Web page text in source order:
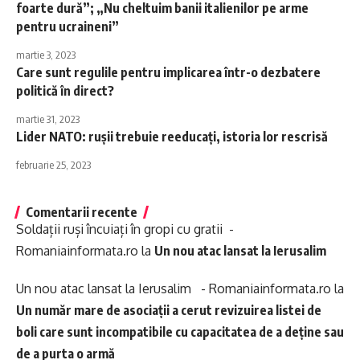
foarte dură”; „Nu cheltuim banii italienilor pe arme
pentru ucraineni”
martie 3, 2023
Care sunt regulile pentru implicarea într-o dezbatere
politică în direct?
martie 31, 2023
Lider NATO: rușii trebuie reeducați, istoria lor rescrisă
februarie 25, 2023
Comentarii recente
Soldații ruși încuiați în gropi cu gratii -
Romaniainformata.ro la Un nou atac lansat la Ierusalim
Un nou atac lansat la Ierusalim - Romaniainformata.ro la
Un număr mare de asociații a cerut revizuirea listei de
boli care sunt incompatibile cu capacitatea de a deține sau
de a purta o armă